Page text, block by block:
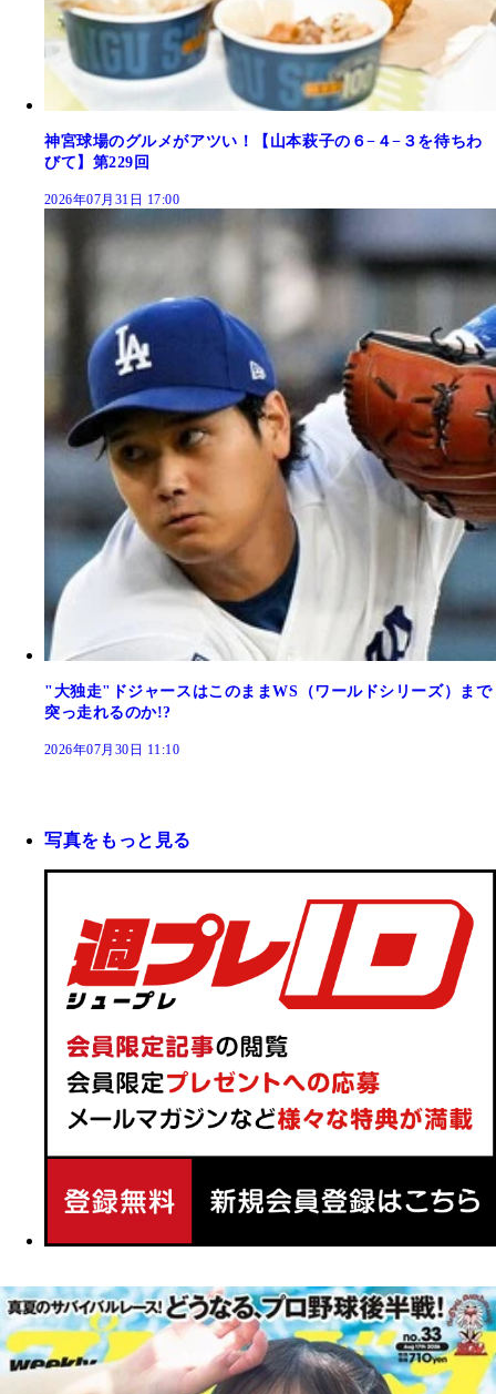
神宮球場のグルメがアツい！【山本萩子の６−４−３を待ちわ
びて】第229回
2026年07月31日 17:00
"大独走"ドジャースはこのままWS（ワールドシリーズ）まで
突っ走れるのか!?
2026年07月30日 11:10
写真をもっと見る